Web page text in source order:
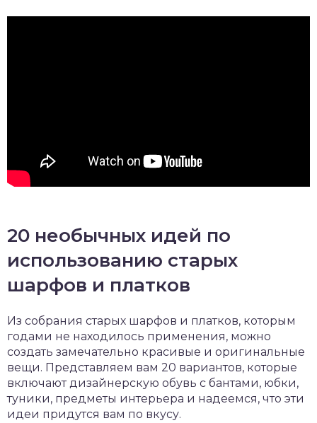
20 необычных идей по
использованию старых
шарфов и платков
Из собрания старых шарфов и платков, которым
годами не находилось применения, можно
создать замечательно красивые и оригинальные
вещи. Представляем вам 20 вариантов, которые
включают дизайнерскую обувь с бантами, юбки,
туники, предметы интерьера и надеемся, что эти
идеи придутся вам по вкусу.